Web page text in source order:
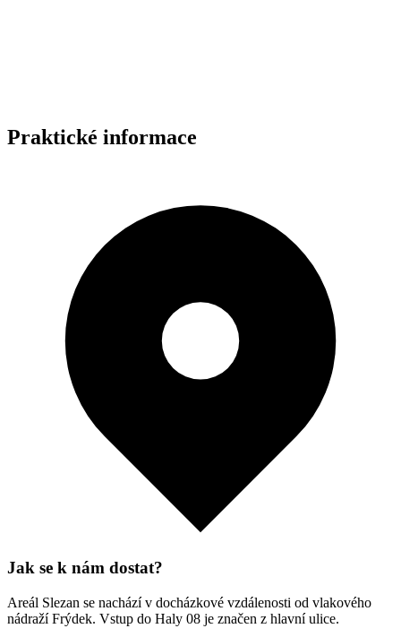
Praktické informace
Jak se k nám dostat?
Areál Slezan se nachází v docházkové vzdálenosti od vlakového
nádraží Frýdek. Vstup do Haly 08 je značen z hlavní ulice.